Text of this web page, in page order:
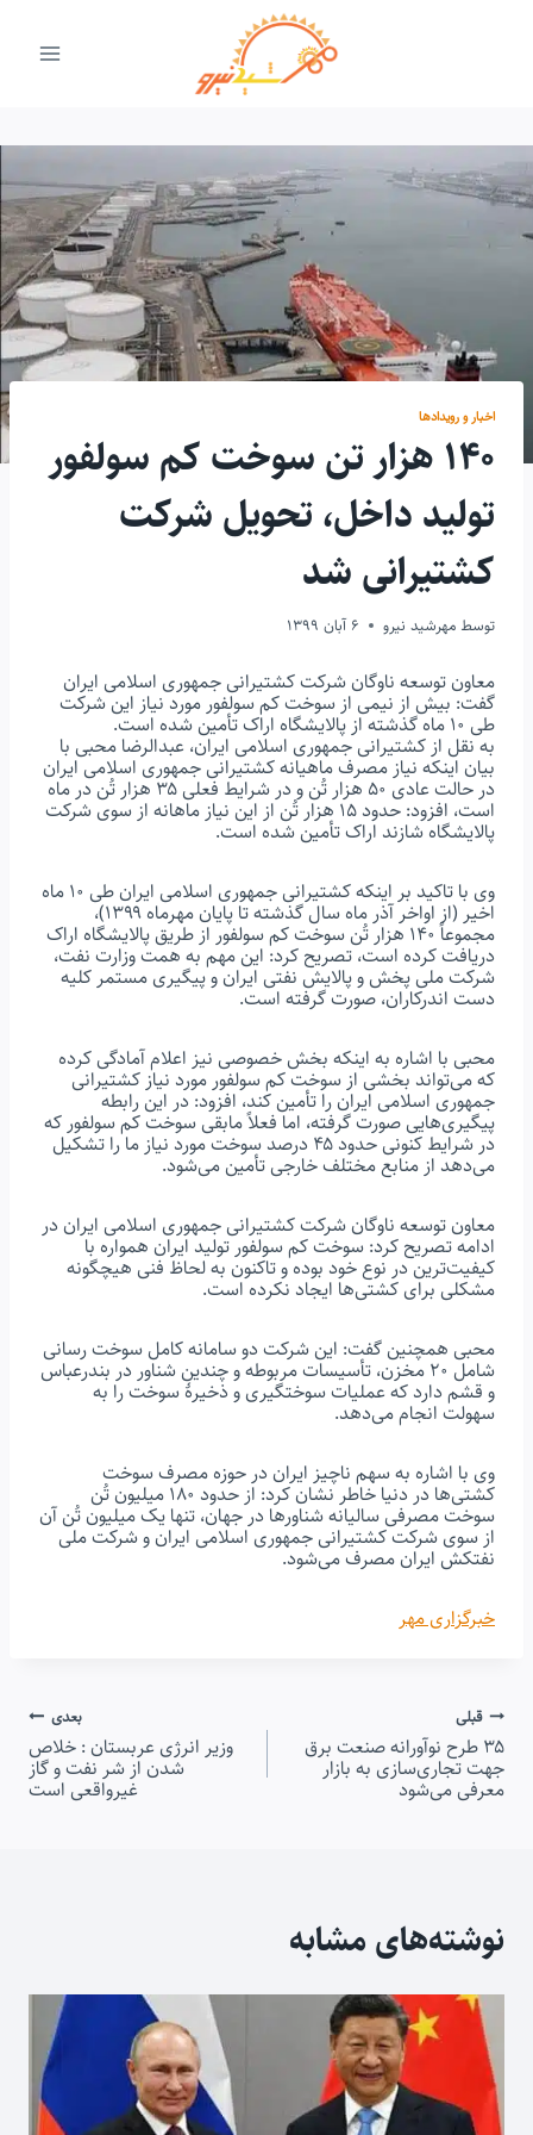
اخبار و رویدادها
۱۴۰ هزار تن سوخت کم سولفور
تولید داخل، تحویل شرکت
کشتیرانی شد
توسط مهرشید نیرو 6 آبان 1399
معاون توسعه ناوگان شرکت کشتیرانی جمهوری اسلامی ایران
گفت: بیش از نیمی از سوخت کم سولفور مورد نیاز این شرکت
طی ۱۰ ماه گذشته از پالایشگاه اراک تأمین شده است.
به نقل از کشتیرانی جمهوری اسلامی ایران، عبدالرضا محبی با
بیان اینکه نیاز مصرف ماهیانه کشتیرانی جمهوری اسلامی ایران
در حالت عادی ۵۰ هزار تُن و در شرایط فعلی ۳۵ هزار تُن در ماه
است، افزود: حدود ۱۵ هزار تُن از این نیاز ماهانه از سوی شرکت
پالایشگاه شازند اراک تأمین شده است.
وی با تاکید بر اینکه کشتیرانی جمهوری اسلامی ایران طی ۱۰ ماه
اخیر (از اواخر آذر ماه سال گذشته تا پایان مهرماه ۱۳۹۹)،
مجموعاً ۱۴۰ هزار تُن سوخت کم سولفور از طریق پالایشگاه اراک
دریافت کرده است، تصریح کرد: این مهم به همت وزارت نفت،
شرکت ملی پخش و پالایش نفتی ایران و پیگیری مستمر کلیه
دست اندرکاران، صورت گرفته است.
محبی با اشاره به اینکه بخش خصوصی نیز اعلام آمادگی کرده
که می‌تواند بخشی از سوخت کم سولفور مورد نیاز کشتیرانی
جمهوری اسلامی ایران را تأمین کند، افزود: در این رابطه
پیگیری‌هایی صورت گرفته، اما فعلاً مابقی سوخت کم سولفور که
در شرایط کنونی حدود ۴۵ درصد سوخت مورد نیاز ما را تشکیل
می‌دهد از منابع مختلف خارجی تأمین می‌شود.
معاون توسعه ناوگان شرکت کشتیرانی جمهوری اسلامی ایران در
ادامه تصریح کرد: سوخت کم سولفور تولید ایران همواره با
کیفیت‌ترین در نوع خود بوده و تاکنون به لحاظ فنی هیچگونه
مشکلی برای کشتی‌ها ایجاد نکرده است.
محبی همچنین گفت: این شرکت دو سامانه کامل سوخت رسانی
شامل ۲۰ مخزن، تأسیسات مربوطه و چندین شناور در بندرعباس
و قشم دارد که عملیات سوختگیری و ذخیرۀ سوخت را به
سهولت انجام می‌دهد.
وی با اشاره به سهم ناچیز ایران در حوزه مصرف سوخت
کشتی‌ها در دنیا خاطر نشان کرد: از حدود ۱۸۰ میلیون تُن
سوخت مصرفی سالیانه شناورها در جهان، تنها یک میلیون تُن آن
از سوی شرکت کشتیرانی جمهوری اسلامی ایران و شرکت ملی
نفتکش ایران مصرف می‌شود.
خبرگزاری مهر
راهبری
نوشته
قبلی
۳۵ طرح نوآورانه صنعت برق
جهت تجاری‌سازی به بازار
معرفی می‌شود
بعدی
وزیر انرژی عربستان : خلاص
شدن از شر نفت و گاز
غیرواقعی است
نوشته‌های مشابه